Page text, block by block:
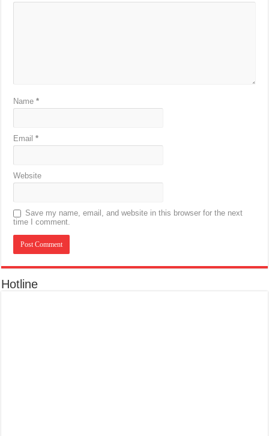
Name*
Email*
Website
Save my name, email, and website in this browser for the next
time I comment.
Hotline